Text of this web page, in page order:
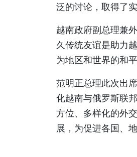
泛的讨论，取得了实
越南政府副总理兼
久传统友谊是助力
为地区和世界的和
范明正总理此次出
化越南与俄罗斯联
方位、多样化的外
展，为促进各国、